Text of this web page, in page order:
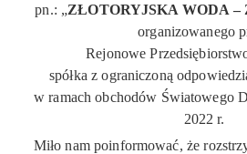
pn.: „ZŁOTORYJSKA WODA –
organizowanego
Rejonowe
spółka z ograniczoną
w ramach obchodów Światowego
2022 r.
Miło nam poinformować, że